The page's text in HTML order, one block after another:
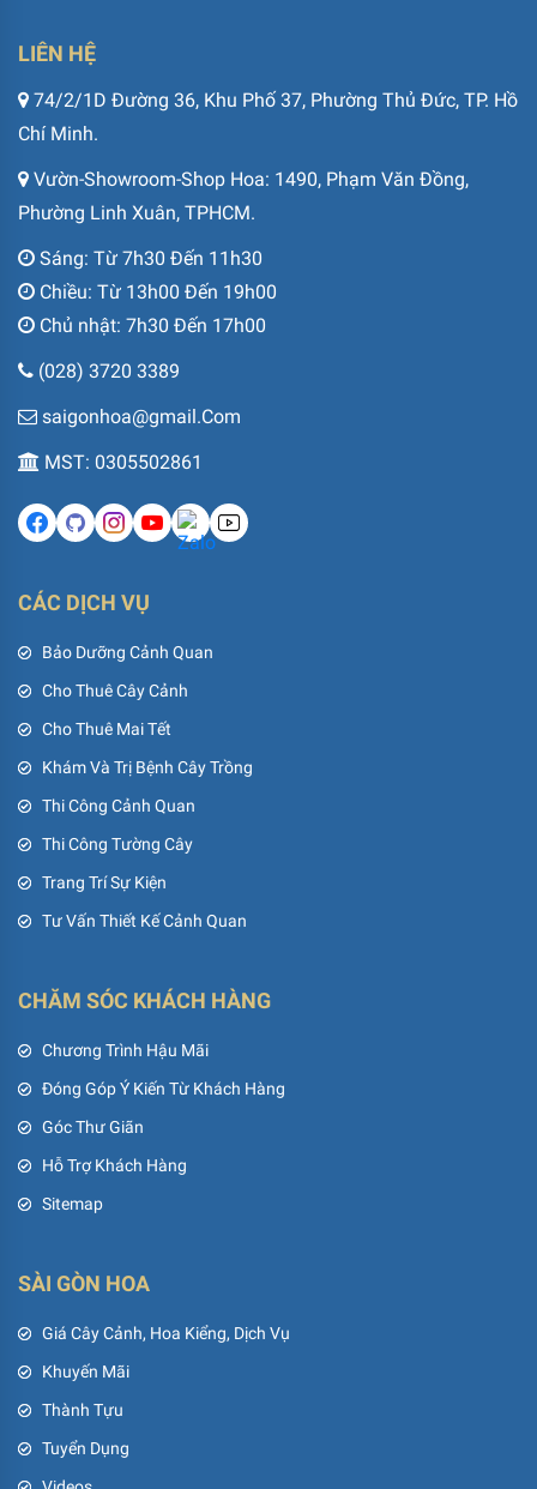
LIÊN HỆ
74/2/1D Đường 36, Khu Phố 37, Phường Thủ Đức, TP. Hồ
Chí Minh.
Vườn-Showroom-Shop Hoa: 1490, Phạm Văn Đồng,
Phường Linh Xuân, TPHCM.
Sáng: Từ 7h30 Đến 11h30
Chiều: Từ 13h00 Đến 19h00
Chủ nhật: 7h30 Đến 17h00
(028) 3720 3389
saigonhoa@gmail.Com
MST: 0305502861
CÁC DỊCH VỤ
Bảo Dưỡng Cảnh Quan
Cho Thuê Cây Cảnh
Cho Thuê Mai Tết
Khám Và Trị Bệnh Cây Trồng
Thi Công Cảnh Quan
Thi Công Tường Cây
Trang Trí Sự Kiện
Tư Vấn Thiết Kế Cảnh Quan
CHĂM SÓC KHÁCH HÀNG
Chương Trình Hậu Mãi
Đóng Góp Ý Kiến Từ Khách Hàng
Góc Thư Giãn
Hỗ Trợ Khách Hàng
Sitemap
SÀI GÒN HOA
Giá Cây Cảnh, Hoa Kiểng, Dịch Vụ
Khuyến Mãi
Thành Tựu
Tuyển Dụng